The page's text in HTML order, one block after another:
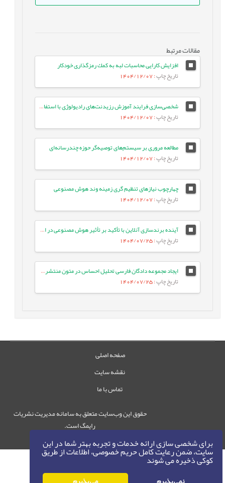
برای شخصی سازی ارائه خدمات و تجربه بهتر شما در این
سایت، ضمن رعایت کامل حریم خصوصی، اطلاعات از طریق
کوکی ذخیره می شوند
مقالات مرتبط
افزايش كارايى محاسبات لبه به كمك رمزگذارى خودكار
تاریخ چاپ: 1404/12/07
شخصی‌سازی فرایند آموزش رزیدنت‌های رادیولوژی با استفاده از یادگیری عمیق و استخراج تعاملی مدل خطاهای تشخیصی آنان
تاریخ چاپ: 1404/12/07
مطالعه مروری بر سیستم‌های توصیه‌گر حوزه چندرسانه‌ای
تاریخ چاپ: 1404/12/07
چهارچوب نیازهای تنظیم گری زمینه وند هوش مصنوعی
تاریخ چاپ: 1404/12/07
آینده برندسازی آنلاین با تأکید بر تأثیر هوش مصنوعی در افق 2025
تاریخ چاپ: 1404/07/25
ایجاد مجموعه دادگان فارسی تحلیل احساس در متون منتشرشده در شبکه¬های اجتماعی
تاریخ چاپ: 1404/07/25
صفحه اصلی
نقشه سایت
تماس با ما
حقوق این وب‌سایت متعلق به سامانه مدیریت نشریات
رایمگ است.